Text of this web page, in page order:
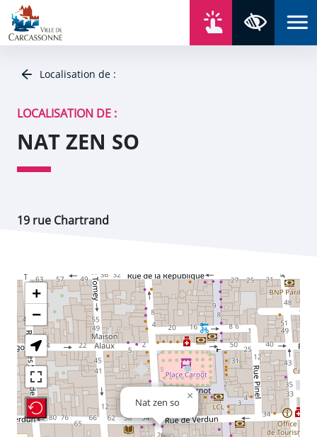
Aller au contenu
Aller au menu
Aller au plan du site
Aller à la recherche
Localisation de :
LOCALISATION DE :
NAT ZEN SO
19 rue Chartrand
Nat zen so ×
+
−
Recenter Map
Panneau de gestion des cookies